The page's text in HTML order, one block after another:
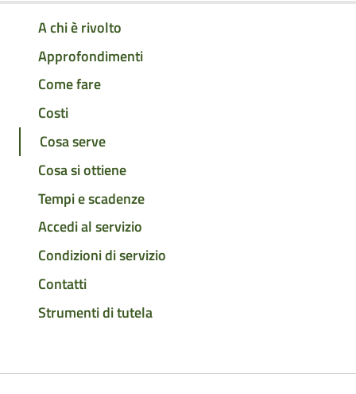
A chi è rivolto
Approfondimenti
Come fare
Costi
Cosa serve
Cosa si ottiene
Tempi e scadenze
Accedi al servizio
Condizioni di servizio
Contatti
Strumenti di tutela